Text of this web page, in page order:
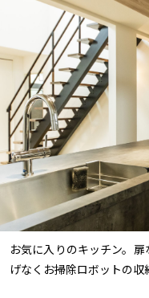
お気に入りのキッチン。
げなくお掃除ロボットの収